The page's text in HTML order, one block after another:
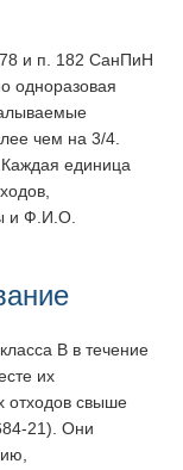
и п. 182 СанПиН
одноразовая
чем на 3/4.
единица
и Ф.И.О.
В в течение
их
отходов свыше
21). Они